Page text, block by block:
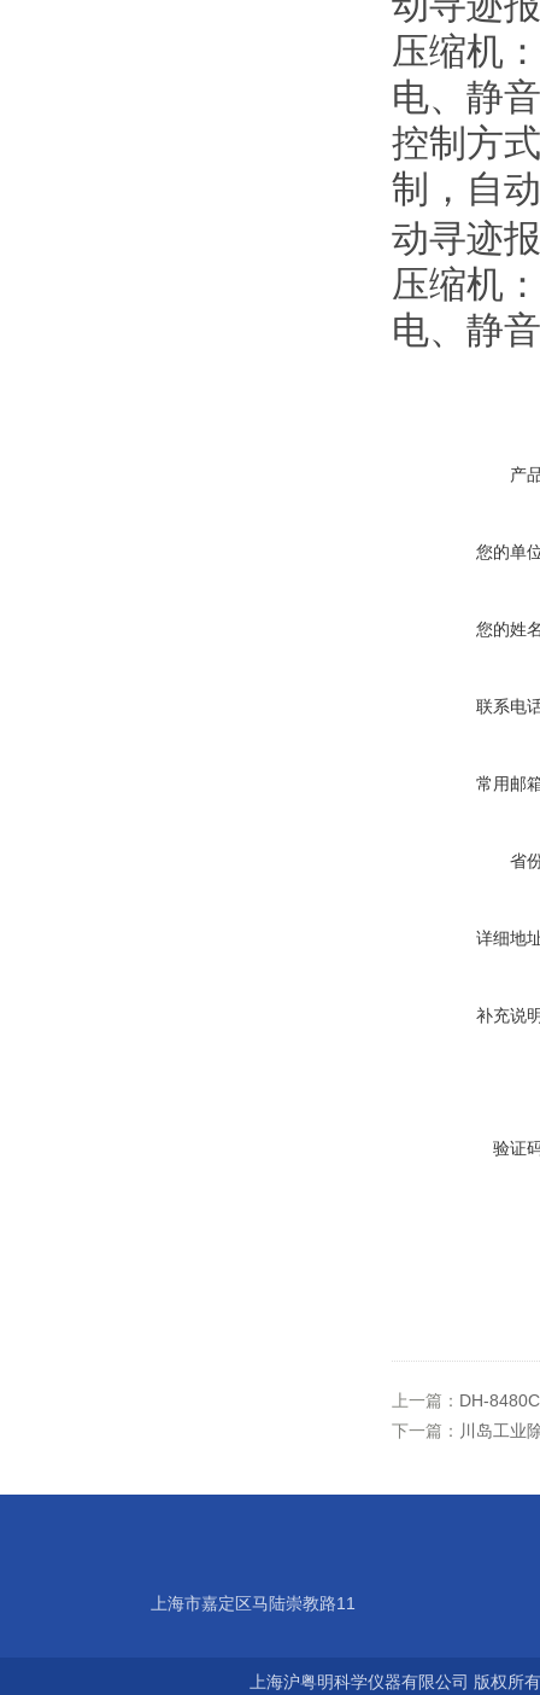
压缩机
电、静
控制方
制，自
动寻迹
压缩机
电、静
产
您的单
您的姓
联系电
常用邮
省
详细地
补充说
验证
上一篇： DH-
下一篇： 川岛工业
上海市嘉定区马陆崇教路11
上海沪粤明科学仪器有限公司 版权所